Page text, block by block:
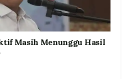
Masih Menunggu Hasil